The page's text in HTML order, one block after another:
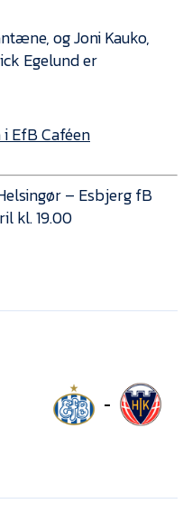
og Joni Kauko,
Egelund er
EfB Caféen
– Esbjerg fB
kl. 19.00
-